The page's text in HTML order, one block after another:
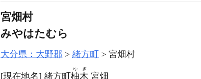
宮畑村
みやはたむら
大分県：大野郡 緒方町 宮畑村
[現在地名] 緒方町 柚木
ゆぎ
宮畑